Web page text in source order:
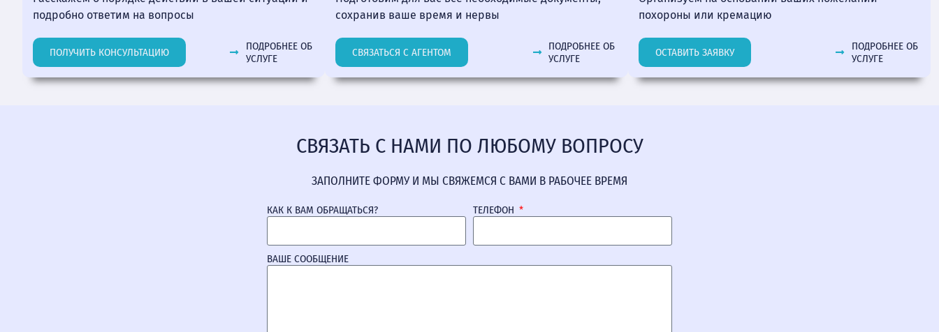
подробно ответим на вопросы
ПОЛУЧИТЬ КОНСУЛЬТАЦИЮ
ПОДРОБНЕЕ ОБ
УСЛУГЕ
сохранив ваше время и нервы
СВЯЗАТЬСЯ С АГЕНТОМ
ПОДРОБНЕЕ ОБ
УСЛУГЕ
похороны или кремацию
ОСТАВИТЬ ЗАЯВКУ
ПОДРОБНЕЕ ОБ
УСЛУГЕ
СВЯЗАТЬ С НАМИ ПО ЛЮБОМУ ВОПРОСУ
ЗАПОЛНИТЕ ФОРМУ И МЫ СВЯЖЕМСЯ С ВАМИ В РАБОЧЕЕ ВРЕМЯ
КАК К ВАМ ОБРАЩАТЬСЯ? ТЕЛЕФОН
ВАШЕ СООБЩЕНИЕ